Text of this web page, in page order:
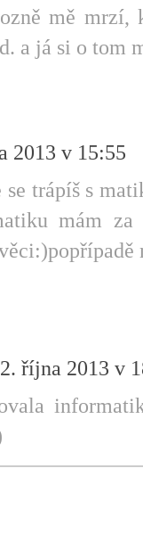
mě mrzí,
a já si o tom
2013 v 15:55
trápíš s
mám za
října 2013 v